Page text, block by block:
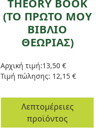
THEORY BOOK
(ΤΟ ΠΡΩΤΟ ΜΟΥ
ΒΙΒΛΙΟ
ΘΕΩΡΙΑΣ)
Αρχική τιμή:13,50 €
Τιμή πώλησης: 12,15 €
Λεπτομέρειες
προϊόντος